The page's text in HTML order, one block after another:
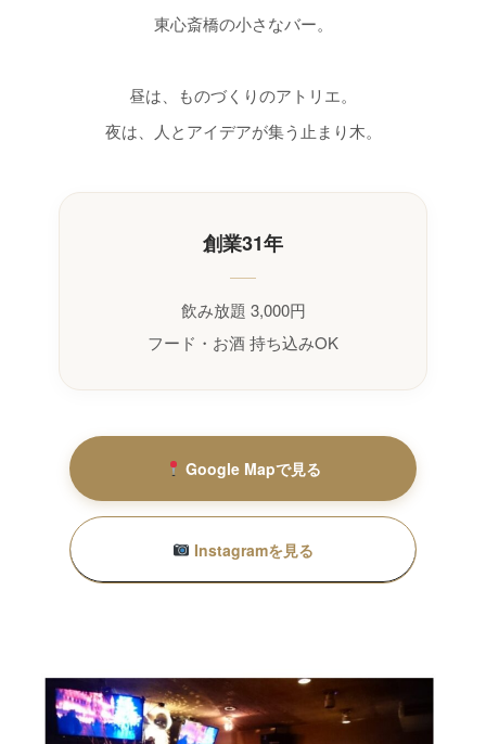
東心斎橋の小さなバー。
昼は、ものづくりのアトリエ。
夜は、人とアイデアが集う止まり木。
創業31年
飲み放題 3,000円
フード・お酒 持ち込みOK
Google Mapで見る
Instagramを見る